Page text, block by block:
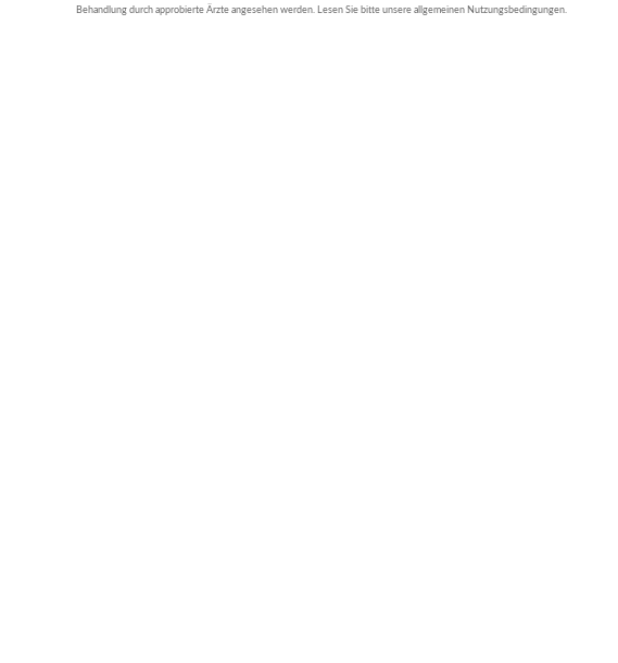
Behandlung durch approbierte Ärzte angesehen werden. Lesen Sie bitte unsere allgemeinen Nutzungsbedingungen.